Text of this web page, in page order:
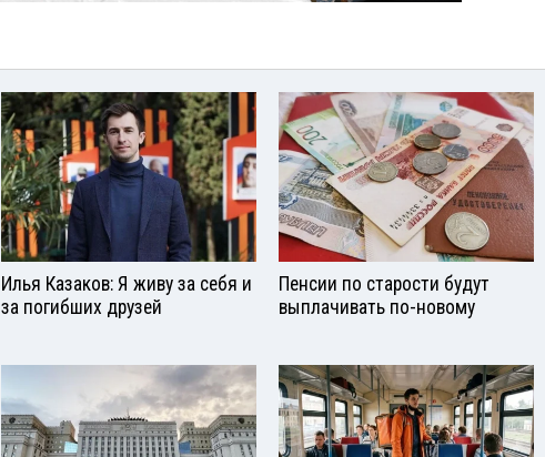
Илья Казаков: Я живу за себя и
за погибших друзей
Пенсии по старости будут
выплачивать по-новому